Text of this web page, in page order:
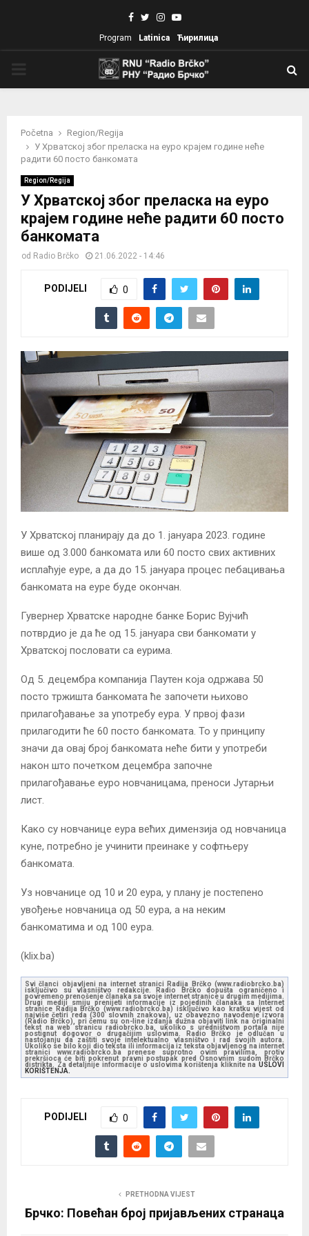
Facebook
TwitterInstagram
Youtube
Program Latinica Ћирилица
Početna
Region/Regija
У Хрватској због преласка на еуро крајем године неће
радити 60 посто банкомата
Region/Regija
У Хрватској због преласка на еуро
крајем године неће радити 60 посто
банкомата
od Radio Brčko 21.06.2022 - 14:46
PODIJELI 0
У Хрватској планирају да до 1. јануара 2023. године
више од 3.000 банкомата или 60 посто свих активних
исплаћује еуре, а да до 15. јануара процес пебацивања
банкомата на еуре буде окончан.
Гувернер Хрватске народне банке Борис Вујчић
потврдио је да ће од 15. јануара сви банкомати у
Хрватској пословати са еурима.
Од 5. децембра компанија Паyтен која одржава 50
посто тржишта банкомата ће започети њихово
прилагођавање за употребу еура. У првој фази
прилагодити ће 60 посто банкомата. То у принципу
значи да овај број банкомата неће бити у употреби
након што почетком децембра започне
прилагођавање еуро новчаницама, преноси Јутарњи
лист.
Како су новчанице еура већих димензија од новчаница
куне, потребно је учинити преинаке у софтњеру
банкомата.
Уз новчанице од 10 и 20 еура, у плану је постепено
увођење новчаница од 50 еура, а на неким
банкоматима и од 100 еура.
(klix.ba)
Svi članci objavljeni na internet stranici Radija Brčko (www.radiobrcko.ba)
isključivo su vlasništvo redakcije. Radio Brčko dopušta ograničeno i
povremeno prenošenje članaka sa svoje internet stranice u drugim medijima.
Drugi mediji smiju prenijeti informacije iz pojedinih članaka sa Internet
stranice Radija Brčko (www.radiobrcko.ba) isključivo kao kratku vijest od
najviše četiri reda (300 slovnih znakova), uz obavezno navođenje izvora
(Radio Brčko), pri čemu su on-line izdanja dužna objaviti link na originalni
tekst na web stranicu radiobrcko.ba, ukoliko s uredništvom portala nije
postignut dogovor o drugačijim uslovima. Radio Brčko je odlučan u
nastojanju da zaštiti svoje intelektualno vlasništvo i rad svojih autora.
Ukoliko se bilo koji dio teksta ili informacija iz teksta objavljenog na internet
stranici www.radiobrcko.ba prenese suprotno ovim pravilima, protiv
prekršioca će biti pokrenut pravni postupak pred Osnovnim sudom Brčko
distrikta. Za detaljnije informacije o uslovima korištenja kliknite na USLOVI
KORIŠTENJA.
PODIJELI 0
PRETHODNA VIJEST
Брчко: Повећан број пријављених странаца